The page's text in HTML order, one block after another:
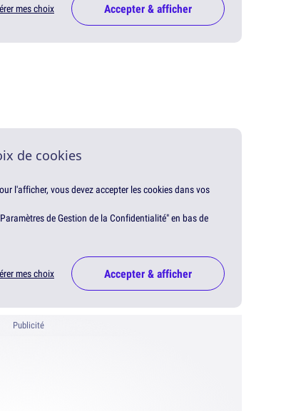
mes choix Accepter & afficher
de cookies
l'afficher, vous devez accepter les cookies dans vos
de Gestion de la Confidentialité" en bas de
mes choix Accepter & afficher
Publicité